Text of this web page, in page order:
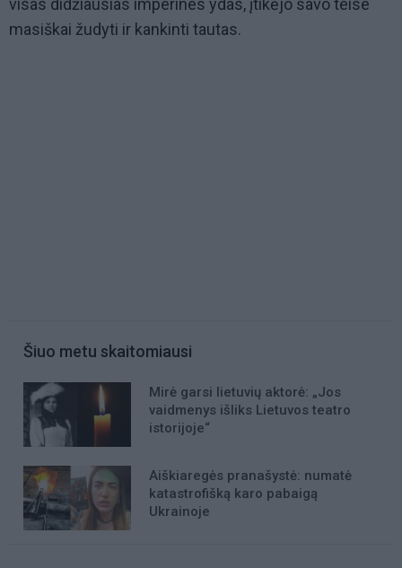
visas didžiausias imperines ydas, įtikėjo savo teise
masiškai žudyti ir kankinti tautas.
Šiuo metu skaitomiausi
Mirė garsi lietuvių aktorė: „Jos
vaidmenys išliks Lietuvos teatro
istorijoje“
Aiškiaregės pranašystė: numatė
katastrofišką karo pabaigą
Ukrainoje